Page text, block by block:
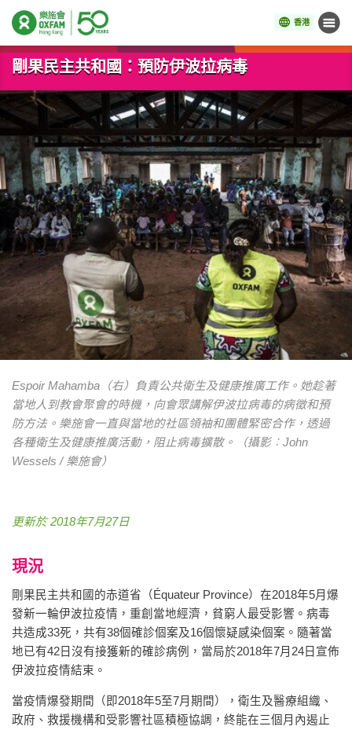
香港 目錄
開始主要內容
剛果民主共和國：預防伊波拉病毒
Espoir Mahamba（右）負責公共衛生及健康推廣工作。她趁著
當地人到教會聚會的時機，向會眾講解伊波拉病毒的病徵和預
防方法。樂施會一直與當地的社區領袖和團體緊密合作，透過
各種衛生及健康推廣活動，阻止病毒擴散。（攝影︰John
Wessels / 樂施會）
更新於 2018年7月27日
現況
剛果民主共和國的赤道省（Équateur Province）在2018年5月爆
發新一輪伊波拉疫情，重創當地經濟，貧窮人最受影響。病毒
共造成33死，共有38個確診個案及16個懷疑感染個案。隨著當
地已有42日沒有接獲新的確診病例，當局於2018年7月24日宣佈
伊波拉疫情結束。
當疫情爆發期間（即2018年5至7月期間），衛生及醫療組織、
政府、救援機構和受影響社區積極協調，終能在三個月內遏止